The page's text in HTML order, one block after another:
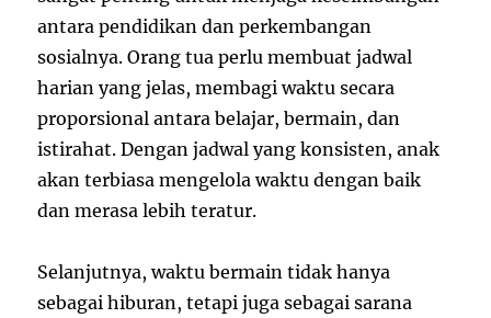
antara pendidikan dan perkembangan
sosialnya. Orang tua perlu membuat jadwal
harian yang jelas, membagi waktu secara
proporsional antara belajar, bermain, dan
istirahat. Dengan jadwal yang konsisten, anak
akan terbiasa mengelola waktu dengan baik
dan merasa lebih teratur.
Selanjutnya, waktu bermain tidak hanya
sebagai hiburan, tetapi juga sebagai sarana